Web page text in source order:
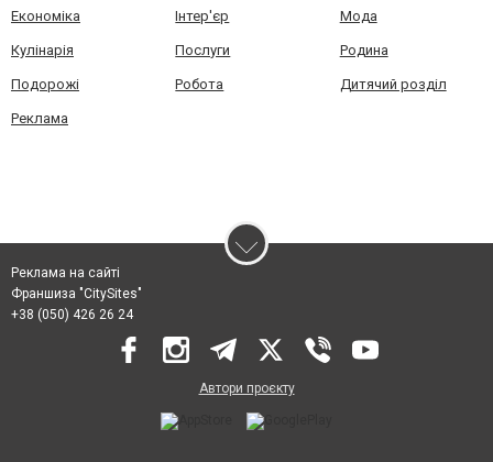
Економіка Інтер'єр Мода
Кулінарія Послуги Родина
Подорожі Робота Дитячий розділ
Реклама
Реклама на сайті
Франшиза "CitySites"
+38 (050) 426 26 24
Автори проєкту